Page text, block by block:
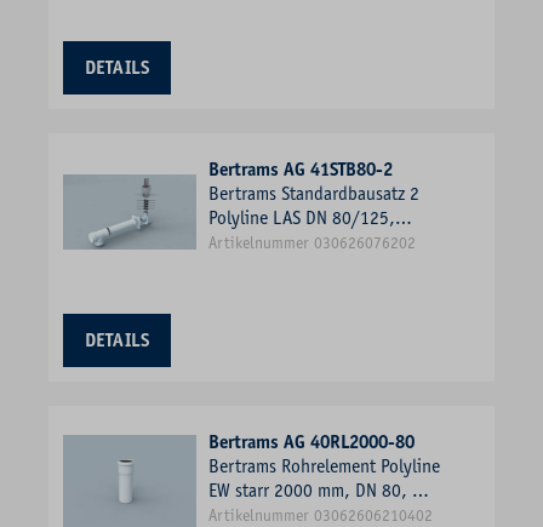
DETAILS
Bertrams AG 41STB80-2
Bertrams Standardbausatz 2
Polyline LAS DN 80/125,
Schachtmontage, Mündung VA
Artikelnummer 030626076202
DETAILS
Bertrams AG 40RL2000-80
Bertrams Rohrelement Polyline
EW starr 2000 mm, DN 80, mit
Muffe
Artikelnummer 03062606210402